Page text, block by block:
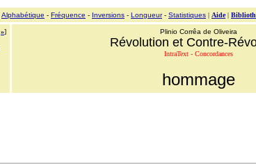
Alphabétique - Fréquence - Inversions - Longueur- Statistiques | Aide|
»]
Plinio Corrêa de Oliveira
Révolution et Contre-
IntraText - Concordances
hommage